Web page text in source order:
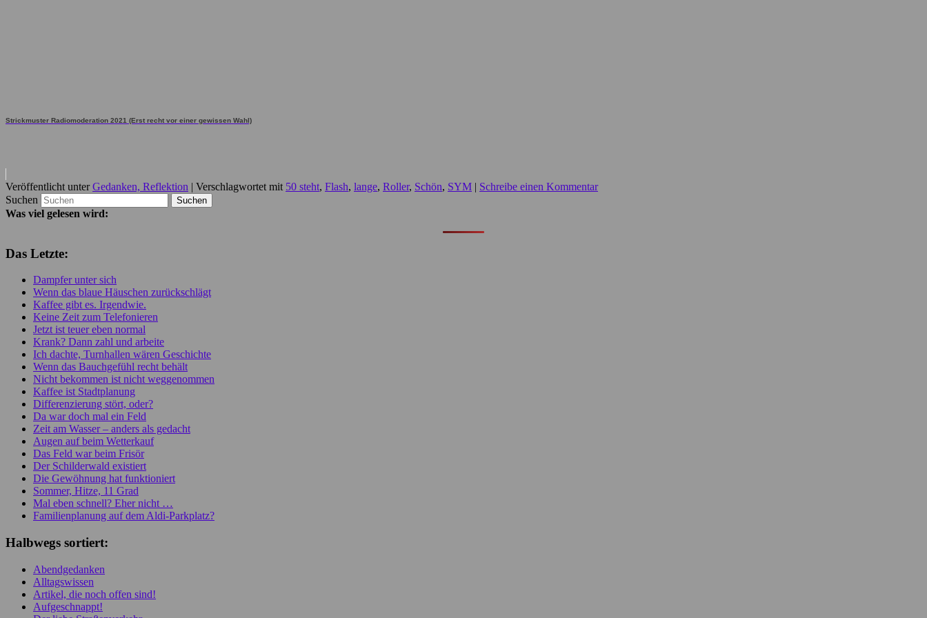
Strickmuster Radiomoderation 2021 (Erst recht vor einer gewissen Wahl)
Veröffentlicht unter Gedanken, Reflektion | Verschlagwortet mit 50 steht, Flash, lange, Roller, Schön, SYM | Schreibe einen Kommentar
Suchen
Was viel gelesen wird:
Das Letzte:
Dampfer unter sich
Wenn das blaue Häuschen zurückschlägt
Kaffee gibt es. Irgendwie.
Keine Zeit zum Telefonieren
Jetzt ist teuer eben normal
Krank? Dann zahl und arbeite
Ich dachte, Turnhallen wären Geschichte
Wenn das Bauchgefühl recht behält
Nicht bekommen ist nicht weggenommen
Kaffee ist Stadtplanung
Differenzierung stört, oder?
Da war doch mal ein Feld
Zeit am Wasser – anders als gedacht
Augen auf beim Wetterkauf
Das Feld war beim Frisör
Der Schilderwald existiert
Die Gewöhnung hat funktioniert
Sommer, Hitze, 11 Grad
Mal eben schnell? Eher nicht …
Familienplanung auf dem Aldi-Parkplatz?
Halbwegs sortiert:
Abendgedanken
Alltagswissen
Artikel, die noch offen sind!
Aufgeschnappt!